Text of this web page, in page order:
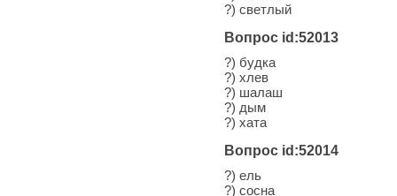
?) светлый
Вопрос id:52013
?) будка
?) хлев
?) шалаш
?) дым
?) хата
Вопрос id:52014
?) ель
?) сосна